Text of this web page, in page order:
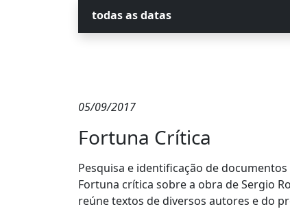
todas as datas
05/09/2017
Fortuna Crítica
Pesquisa e identificação de
Fortuna crítica sobre a obra de Sergio
reúne textos de diversos autores e do